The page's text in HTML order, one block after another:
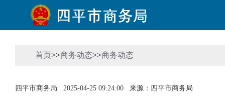
首页>>商务动态>>商务动态
四平市商务局 2025-04-25 09:24:00 来源：四平市商务局